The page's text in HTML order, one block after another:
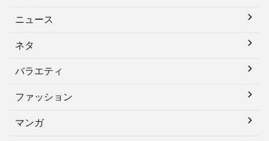
ニュース
ネタ
バラエティ
ファッション
マンガ